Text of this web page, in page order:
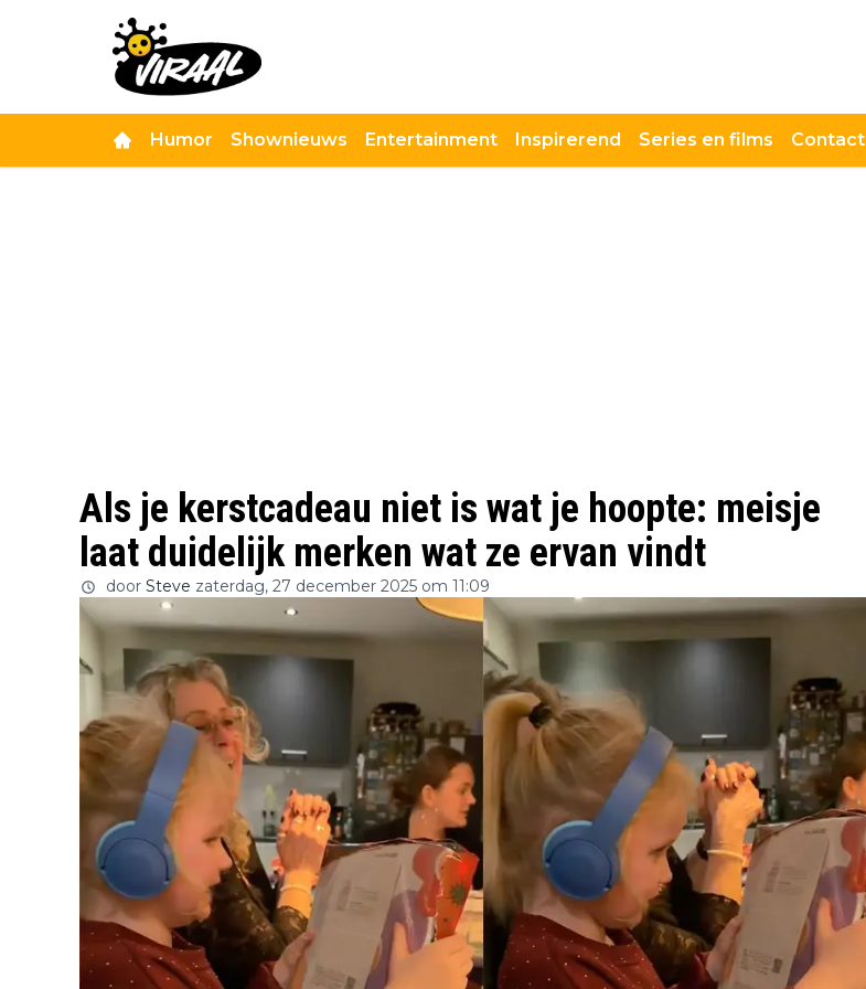
Humor Shownieuws Entertainment Inspirerend Series en films Contact
Als je kerstcadeau niet is wat je hoopte: meisje
laat duidelijk merken wat ze ervan vindt
door Steve zaterdag, 27 december 2025 om 11:09